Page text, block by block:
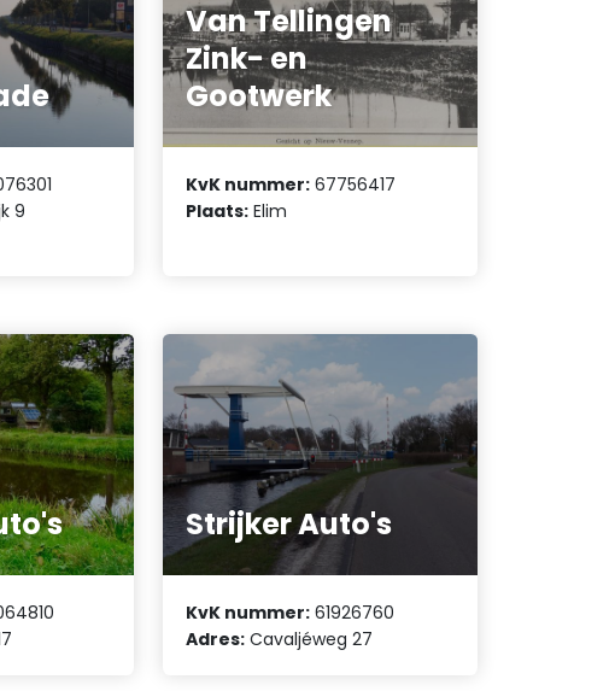
9
Van Tellingen
Zink- en
Gootwerk
KvK nummer: 67756417
Plaats: Elim
Strijker Auto's
KvK nummer: 61926760
Adres: Cavaljéweg 27